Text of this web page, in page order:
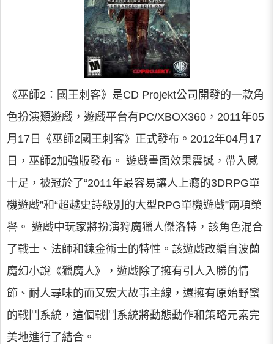
《巫師2：國王刺客》是CD Projekt公司開發的一款角
色扮演類遊戲，遊戲平台有PC/XBOX360，2011年05
月17日《巫師2國王刺客》正式發布。2012年04月17
日，巫師2加強版發布。 遊戲畫面效果震撼，帶入感
十足，被冠於了“2011年最容易讓人上癮的3DRPG單
機遊戲”和“超越史詩級別的大型RPG單機遊戲”兩項榮
譽。 遊戲中玩家將扮演狩魔獵人傑洛特，該角色混合
了戰士、法師和鍊金術士的特性。該遊戲改編自波蘭
魔幻小說《獵魔人》，遊戲除了擁有引人入勝的情
節、耐人尋味的而又宏大故事主線，還擁有原始野蠻
的戰鬥系統，這個戰鬥系統將動態動作和策略元素完
美地進行了結合。